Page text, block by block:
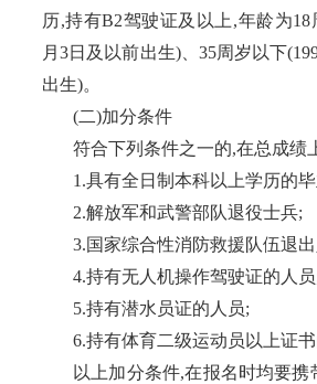
历,持有B2驾驶证及以上,年龄为18
月3日及以前出生)、35周岁以下
出生)。
(二)加分条件
符合下列条件之一的,在总成绩
1.具有全日制本科以上学历的
2.解放军和武警部队退役士兵;
3.国家综合性消防救援队伍退
4.持有无人机操作驾驶证的人
5.持有潜水员证的人员;
6.持有体育二级运动员以上证
以上加分条件,在报名时均要携